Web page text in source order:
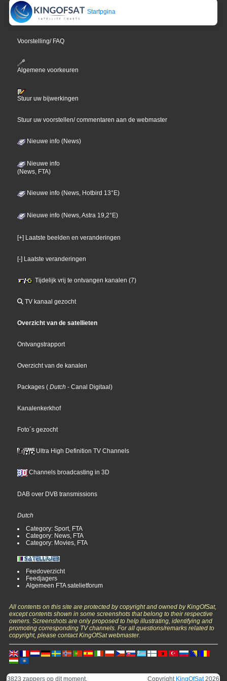
Startpgina
Voorstelling/ FAQ
Algemene voorkeuren
Stuur uw bijwerkingen
Stuur uw voorstellen/ commentaren aan de webmaster
Nieuwe info (News)
Nieuwe info
(News, FTA)
Nieuwe info (News, Hotbird 13°E)
Nieuwe info (News, Astra 19,2°E)
[+] Laatste beelden en veranderingen
[-] Laatste veranderingen
Tijdelijk vrij te ontvangen kanalen (7)
TV kanaal gezocht
Overzicht van de satellieten
Ontvangstrapport
Overzicht van de kanalen
Packages ( Dutch - Canal Digitaal)
Kanalenkerkhof
Foto´s gezocht
Ultra High Definition TV Channels
Channels broadcasting in 3D
DAB over DVB transmissions
Dutch
Category: Sport, FTA
Category: News, FTA
Category: Movies, FTA
Feedoverzicht
Feedjagers
Algemeen FTA satelietforum
All contents on this site are protected by copyright and owned by KingOfSat,
except contents shown in some screenshots that belong to their respective
owners. Screenshots are only proposed to help illustrating, identifying and
promoting corresponding TV channels. For all questions/remarks related to
copyright, please contact KingOfSat webmaster.
3823 zappers op dit moment. Copyright KingOfSat2026